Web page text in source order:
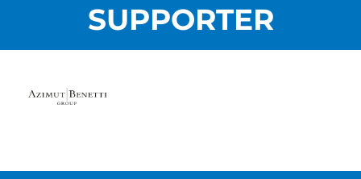
SUPPORTER